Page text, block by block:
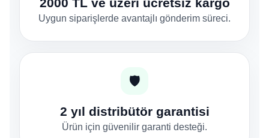
Uygun siparişlerde avantajlı gönderim süreci.
🛡️
2 yıl distribütör garantisi
Ürün için güvenilir garanti desteği.